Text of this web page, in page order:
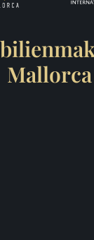
Mallorca